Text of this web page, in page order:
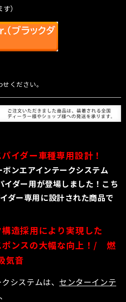
）
ください。
パイダー車種専用設計！
ンエアインテークシステム
ダー用が登場しました！こち
ダー専用に設計された商品で
造採用により実現した
ンスの大幅な向上！ / 燃
気音
システムは、 センターインテ